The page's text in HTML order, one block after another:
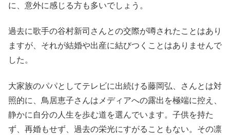
に、意外に感じる方も多いでしょう。
過去に歌手の谷村新司さんとの交際が噂されたことはあり
ますが、それが結婚や出産に結びつくことはありませんで
した。
大家族のパパとしてテレビに出続ける藤岡弘、さんとは対
照的に、鳥居恵子さんはメディアへの露出を極端に控え、
静かに自分の人生を歩む道を選んでいます。子供を持た
ず、再婚もせず、過去の栄光にすがることもない。その凛